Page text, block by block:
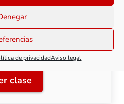
de privacidadAviso legal
de la velocidad
clase
Clase 4: Regulación de la